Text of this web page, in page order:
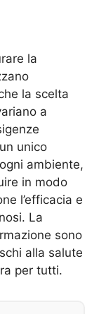
la
la scelta
a
unico
ambiente,
in modo
l’efficacia e
La
sono
alla salute
per tutti.